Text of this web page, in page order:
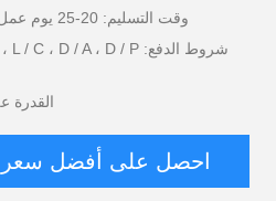
وقت التسليم: 20-25 يوم عمل من الدفعة المقدمة المدفوعة
القدرة على
احصل على أفضل سعر